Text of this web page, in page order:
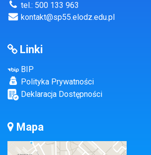
tel.: 500 133 963
kontakt@sp55.elodz.edu.pl
Linki
BIP
Polityka Prywatności
Deklaracja Dostępności
Mapa